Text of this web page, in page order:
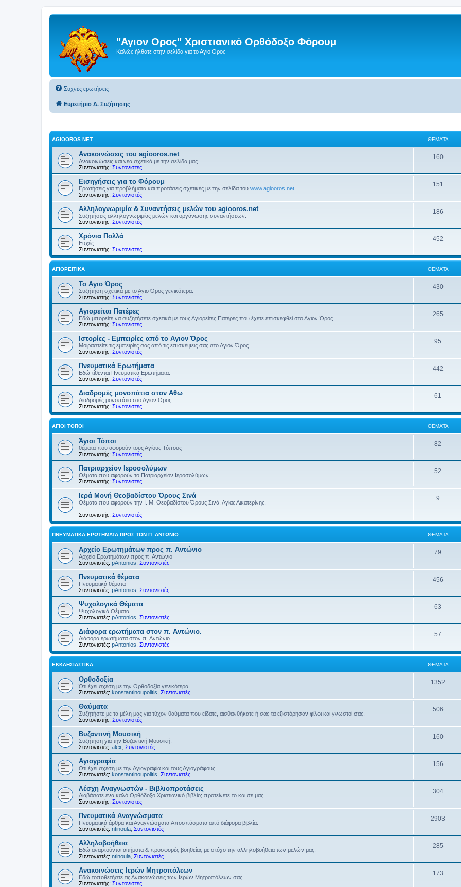
"Αγιον Ορος" Χριστιανικό Ορθόδοξο Φόρουμ
Καλώς ήλθατε στην σελίδα για το Αγιο Ορος
Συχνές ερωτήσεις
Ευρετήριο Δ. Συζήτησης
AGIOOROS.NET ΘΈΜΑΤΑ
Ανακοινώσεις του agiooros.net
Ανακοινώσεις και νέα σχετικά με την σελίδα μας.
Συντονιστής: Συντονιστές
160
Εισηγήσεις για το Φόρουμ
Ερωτήσεις για προβλήματα και προτάσεις σχετικές με την σελίδα του www.agiooros.net
Συντονιστής: Συντονιστές
151
Αλληλογνωριμία & Συναντήσεις μελών του agiooros.net
Συζητήσεις αλληλογνωριμίας μελών και οργάνωσης συναντήσεων.
Συντονιστής: Συντονιστές
186
Χρόνια Πολλά
Ευχές.
Συντονιστής: Συντονιστές
452
ΑΓΙΟΡΕΊΤΙΚΑ ΘΈΜΑΤΑ
Το Αγιο Όρος
Συζήτηση σχετικά με το Αγιο Όρος γενικότερα.
Συντονιστής: Συντονιστές
430
Αγιορείται Πατέρες
Εδώ μπορείτε να συζητήσετε σχετικά με τους Αγιορείτες Πατέρες που έχετε επισκεφθεί στο Αγιον Όρος
Συντονιστής: Συντονιστές
265
Ιστορίες - Εμπειρίες από το Αγιον Όρος
Μοιραστείτε τις εμπειρίες σας από τις επισκέψεις σας στο Αγιον Όρος.
Συντονιστής: Συντονιστές
95
Πνευματικά Ερωτήματα
Εδώ τίθενται Πνευματικά Ερωτήματα.
Συντονιστής: Συντονιστές
442
Διαδρομές μονοπάτια στον Αθω
Διαδρομές μονοπάτια στο Αγιον Ορος
Συντονιστής: Συντονιστές
61
ΆΓΙΟΙ ΤΌΠΟΙ ΘΈΜΑΤΑ
Άγιοι Τόποι
θέματα που αφορούν τους Αγίους Τόπους
Συντονιστής: Συντονιστές
82
Πατριαρχείον Ιεροσολύμων
Θέματα που αφορούν το Πατριαρχείον Ιεροσολύμων.
Συντονιστής: Συντονιστές
52
Ιερά Μονή Θεοβαδίστου Όρους Σινά
Θέματα που αφορούν την Ι. Μ. Θεοβαδίστου Όρους Σινά, Αγίας Αικατερίνης.
Συντονιστής: Συντονιστές
9
ΠΝΕΥΜΑΤΙΚΆ ΕΡΩΤΉΜΑΤΑ ΠΡΟΣ ΤΟΝ Π. ΑΝΤΏΝΙΟ ΘΈΜΑΤΑ
Αρχείο Ερωτημάτων προς π. Αντώνιο
Αρχείο Ερωτημάτων προς π. Αντώνιο
Συντονιστές: pAntonios Συντονιστές
79
Πνευματικά θέματα
Πνευματικά θέματα
Συντονιστές: pAntonios Συντονιστές
456
Ψυχολογικά Θέματα
Ψυχολογικά Θέματα
Συντονιστές: pAntonios Συντονιστές
63
Διάφορα ερωτήματα στον π. Αντώνιο.
Διάφορα ερωτήματα στον π. Αντώνιο.
Συντονιστές: pAntonios Συντονιστές
57
ΕΚΚΛΗΣΙΑΣΤΙΚΆ ΘΈΜΑΤΑ
Ορθοδοξία
Ότι έχει σχέση με την Ορθοδοξία γενικότερα.
Συντονιστές: konstantinoupolitis Συντονιστές
1352
Θαύματα
Συζητήστε με τα μέλη μας για τύχον θαύματα που είδατε, αισθανθήκατε ή σας τα εξιστόρησαν φίλοι και γνωστοί σας.
Συντονιστής: Συντονιστές
506
Βυζαντινή Μουσική
Συζήτηση για την Βυζαντινή Μουσική.
Συντονιστές: alex Συντονιστές
160
Αγιογραφία
Οτι έχει σχέση με την Αγιογραφία και τους Αγιογράφους.
Συντονιστές: konstantinoupolitis Συντονιστές
156
Λέσχη Αναγνωστών - Βιβλιοπροτάσεις
Διαβάσατε ένα καλό Ορθόδοξο Χριστιανικό βιβλίο; προτείνετε το και σε μας.
Συντονιστής: Συντονιστές
304
Πνευματικά Αναγνώσματα
Πνευματικά άρθρα και Αναγνώσματα.Αποσπάσματα από διάφορα βιβλία.
Συντονιστές: ntinoula Συντονιστές
2903
Αλληλοβοήθεια
Εδώ αναρτούνται αιτήματα & προσφορές βοηθείας με στόχο την αλληλοβοήθεια των μελών μας.
Συντονιστές: ntinoula Συντονιστές
285
Ανακοινώσεις Ιερών Μητροπόλεων
Εδώ τοποθετήστε τις Ανακοινώσεις των Ιερών Μητροπόλεων σας
Συντονιστής: Συντονιστές
173